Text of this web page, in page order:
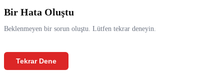
Bir Hata Oluştu
Beklenmeyen bir sorun oluştu. Lütfen tekrar deneyin.
Tekrar Dene